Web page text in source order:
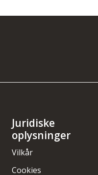
Juridiske
oplysninger
Vilkår
Cookies